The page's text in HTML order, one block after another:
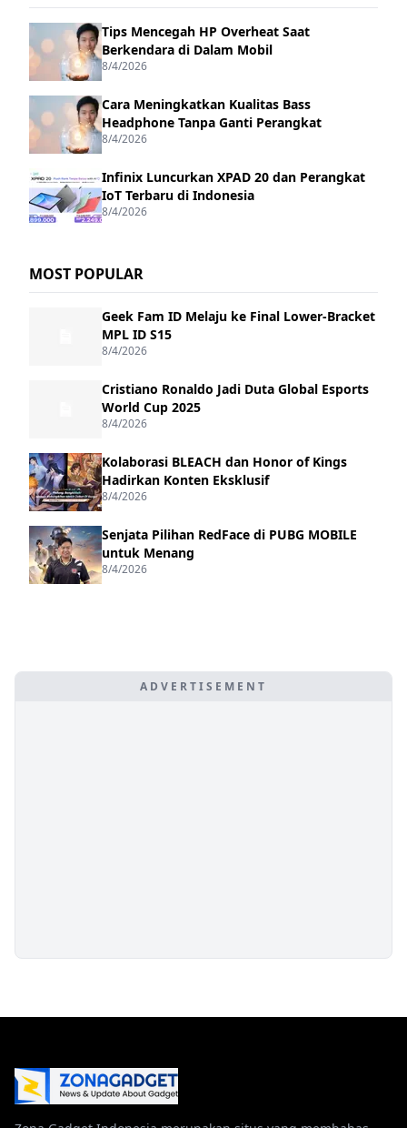
Tips Mencegah HP Overheat Saat
Berkendara di Dalam Mobil
8/4/2026
Cara Meningkatkan Kualitas Bass
Headphone Tanpa Ganti Perangkat
8/4/2026
Infinix Luncurkan XPAD 20 dan Perangkat
IoT Terbaru di Indonesia
8/4/2026
MOST POPULAR
Geek Fam ID Melaju ke Final Lower-Bracket
MPL ID S15
8/4/2026
Cristiano Ronaldo Jadi Duta Global Esports
World Cup 2025
8/4/2026
Kolaborasi BLEACH dan Honor of Kings
Hadirkan Konten Eksklusif
8/4/2026
Senjata Pilihan RedFace di PUBG MOBILE
untuk Menang
8/4/2026
ADVERTISEMENT